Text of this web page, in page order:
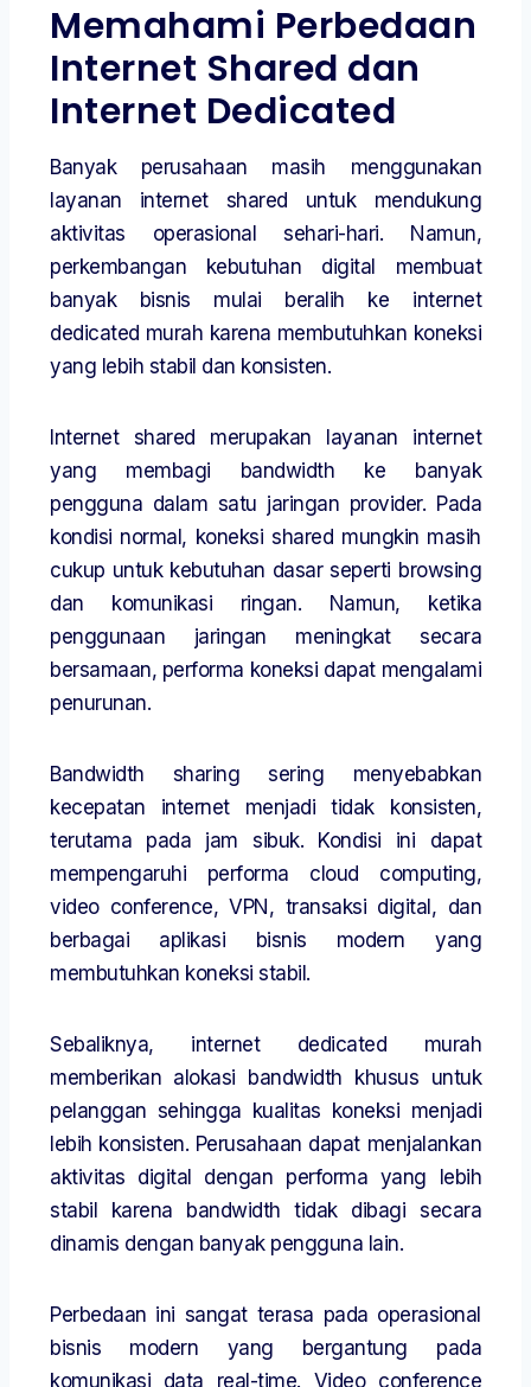
Memahami Perbedaan
Internet Shared dan
Internet Dedicated
Banyak perusahaan masih menggunakan
layanan internet shared untuk mendukung
aktivitas operasional sehari-hari. Namun,
perkembangan kebutuhan digital membuat
banyak bisnis mulai beralih ke internet
dedicated murah karena membutuhkan koneksi
yang lebih stabil dan konsisten.
Internet shared merupakan layanan internet
yang membagi bandwidth ke banyak
pengguna dalam satu jaringan provider. Pada
kondisi normal, koneksi shared mungkin masih
cukup untuk kebutuhan dasar seperti browsing
dan komunikasi ringan. Namun, ketika
penggunaan jaringan meningkat secara
bersamaan, performa koneksi dapat mengalami
penurunan.
Bandwidth sharing sering menyebabkan
kecepatan internet menjadi tidak konsisten,
terutama pada jam sibuk. Kondisi ini dapat
mempengaruhi performa cloud computing,
video conference, VPN, transaksi digital, dan
berbagai aplikasi bisnis modern yang
membutuhkan koneksi stabil.
Sebaliknya, internet dedicated murah
memberikan alokasi bandwidth khusus untuk
pelanggan sehingga kualitas koneksi menjadi
lebih konsisten. Perusahaan dapat menjalankan
aktivitas digital dengan performa yang lebih
stabil karena bandwidth tidak dibagi secara
dinamis dengan banyak pengguna lain.
Perbedaan ini sangat terasa pada operasional
bisnis modern yang bergantung pada
komunikasi data real-time. Video conference